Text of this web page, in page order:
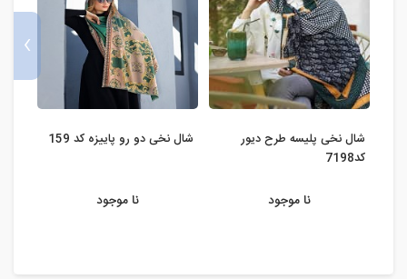
شال نخی پلیسه طرح دیور
کد7198
نا موجود
شال نخی دو رو پاییزه کد 159
نا موجود
›